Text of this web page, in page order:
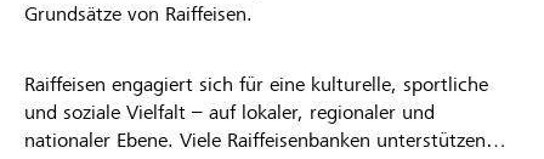
Grundsätze von Raiffeisen.
Raiffeisen engagiert sich für eine kulturelle, sportliche
und soziale Vielfalt – auf lokaler, regionaler und
nationaler Ebene. Viele Raiffeisenbanken unterstützen